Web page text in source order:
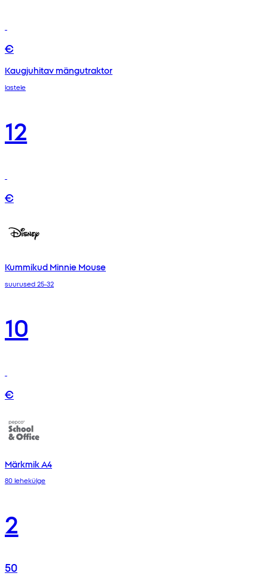
€
Kaugjuhitav mängutraktor
lastele
12
€
Kummikud Minnie Mouse
suurused 25-32
10
€
Märkmik A4
80 lehekülge
2
50